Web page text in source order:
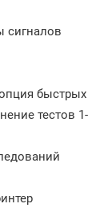
сигналов
быстрых
тестов 1-